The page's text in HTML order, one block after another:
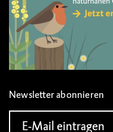
Newsletter abonnieren
E-Mail eintragen